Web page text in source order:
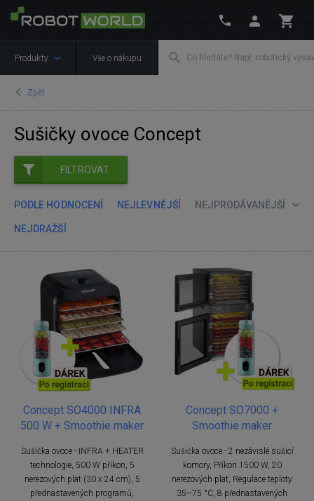
Produkty Vše o nákupu
Zpět
Sušičky ovoce Concept
FILTROVAT
PODLE HODNOCENÍ NEJLEVNĚJŠÍ NEJPRODÁVANĚJŠÍ
NEJDRAŽŠÍ
Concept SO4000 INFRA
500 W + Smoothie maker
Sušička ovoce - INFRA + HEATER
technologie, 500 W příkon, 5
nerezových plat (30 x 24 cm), 5
přednastavených programů,
Concept SO7000 +
Smoothie maker
Sušička ovoce - 2 nezávislé sušicí
komory, Příkon 1500 W, 20
nerezových plat, Regulace teploty
35–75 °C, 8 přednastavených